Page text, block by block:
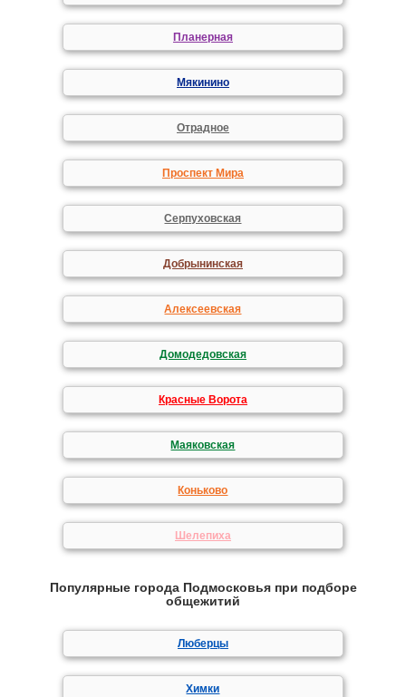
Планерная
Мякинино
Отрадное
Проспект Мира
Серпуховская
Добрынинская
Алексеевская
Домодедовская
Красные Ворота
Маяковская
Коньково
Шелепиха
Популярные города Подмосковья при подборе
общежитий
Люберцы
Химки